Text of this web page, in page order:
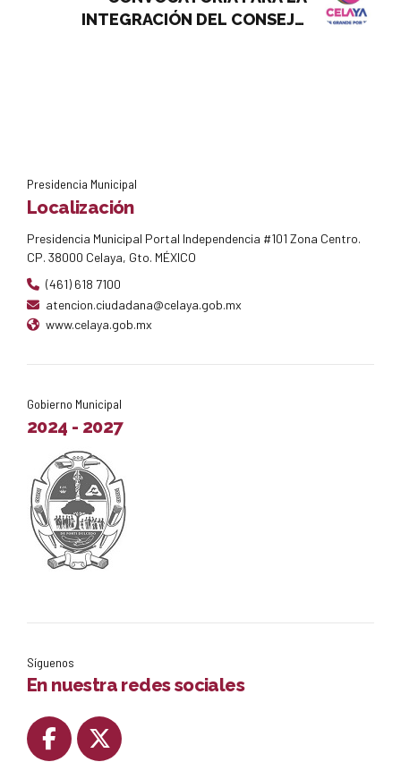
INTEGRACIÓN DEL CONSEJO
Presidencia Municipal
Localización
Presidencia Municipal Portal Independencia #101 Zona Centro.
CP. 38000 Celaya, Gto. MÉXICO
(461) 618 7100
atencion.ciudadana@celaya.gob.mx
www.celaya.gob.mx
Gobierno Municipal
2024 - 2027
Síguenos
En nuestra redes sociales